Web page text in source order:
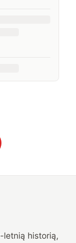
-letnią historią,